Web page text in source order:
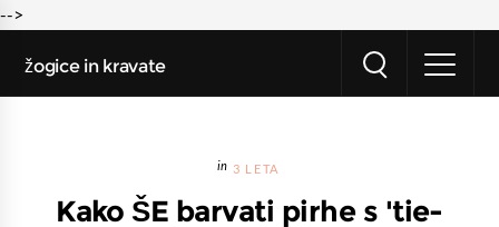
-->
žogice in kravate
3 LETA
Kako ŠE barvati pirhe s 'tie-